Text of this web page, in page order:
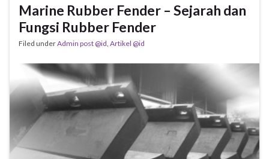
Marine Rubber Fender – Sejarah dan
Fungsi Rubber Fender
Filed underAdmin post @id, Artikel @id